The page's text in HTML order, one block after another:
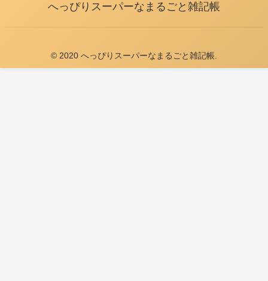
へっぴりスーパーなまるごと雑記帳
© 2020 へっぴりスーパーなまるごと雑記帳.